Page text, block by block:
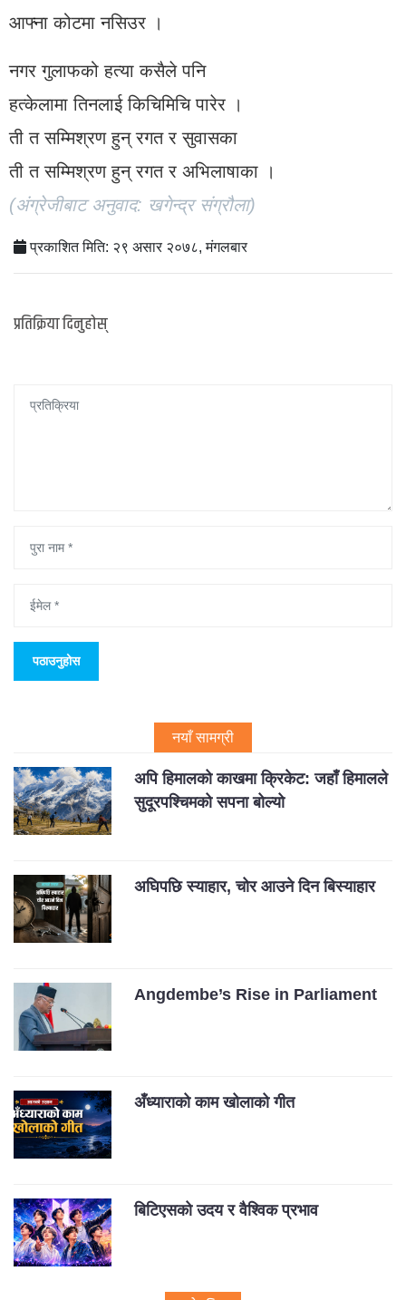
आफ्ना कोटमा नसिउर ।
नगर गुलाफको हत्या कसैले पनि
हत्केलामा तिनलाई किचिमिचि पारेर ।
ती त सम्मिश्रण हुन् रगत र सुवासका
ती त सम्मिश्रण हुन् रगत र अभिलाषाका ।
(अंग्रेजीबाट अनुवाद: खगेन्द्र संग्रौला)
प्रकाशित मिति: २९ असार २०७८, मंगलबार
प्रतिक्रिया दिनुहोस्
नयाँ सामग्री
अपि हिमालको काखमा क्रिकेट: जहाँ हिमालले
सुदूरपश्चिमको सपना बोल्यो
अघिपछि स्याहार, चोर आउने दिन बिस्याहार
Angdembe’s Rise in Parliament
अँध्याराको काम खोलाको गीत
बिटिएसको उदय र वैश्विक प्रभाव